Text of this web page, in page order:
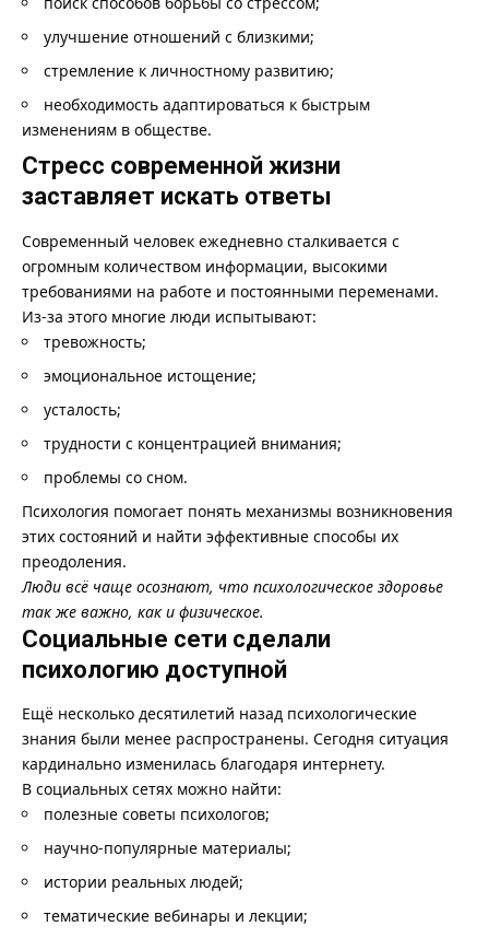
улучшение отношений с близкими;
стремление к личностному развитию;
необходимость адаптироваться к быстрым
изменениям в обществе.
Стресс современной жизни
заставляет искать ответы
Современный человек ежедневно сталкивается с
огромным количеством информации, высокими
требованиями на работе и постоянными переменами.
Из-за этого многие люди испытывают:
тревожность;
эмоциональное истощение;
усталость;
трудности с концентрацией внимания;
проблемы со сном.
Психология помогает понять механизмы возникновения
этих состояний и найти эффективные способы их
преодоления.
Люди всё чаще осознают, что психологическое здоровье
так же важно, как и физическое.
Социальные сети сделали
психологию доступной
Ещё несколько десятилетий назад психологические
знания были менее распространены. Сегодня ситуация
кардинально изменилась благодаря интернету.
В социальных сетях можно найти:
полезные советы психологов;
научно-популярные материалы;
истории реальных людей;
тематические вебинары и лекции;